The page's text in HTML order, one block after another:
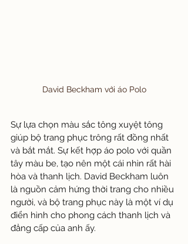
David Beckham với áo Polo
Sự lựa chọn màu sắc tông xuyệt tông
giúp bộ trang phục trông rất đồng nhất
và bắt mắt. Sự kết hợp áo polo với quần
tây màu be, tạo nên một cái nhìn rất hài
hòa và thanh lịch. David Beckham luôn
là nguồn cảm hứng thời trang cho nhiều
người, và bộ trang phục này là một ví dụ
điển hình cho phong cách thanh lịch và
đẳng cấp của anh ấy.